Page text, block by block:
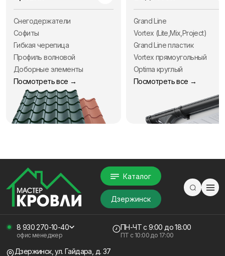
Снегодержатели
Софиты
Гибкая черепица
Профиль волновой
Доборные элементы
Посмотреть все →
Grand Line
Vortex (Lite,Mix,Project)
Grand Line пластик
Vortex прямоугольный
Optima круглый
Посмотреть все →
Каталог
Дзержинск
8 930 270-10-40
офис менеджер
ПН-ЧТс 9:00 до 18:00
ПТ с 10:00 до 17:00
Дзержинск, ул. Гайдара, д. 37